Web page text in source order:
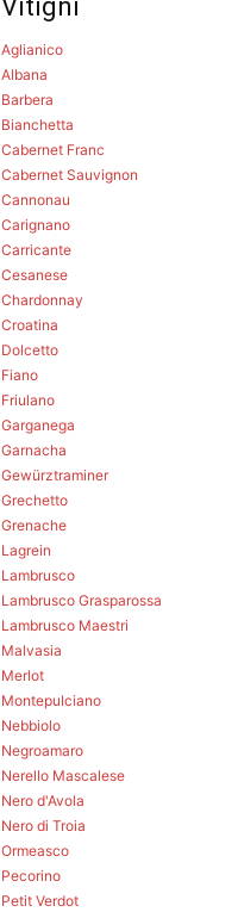
Vitigni
Aglianico
Albana
Barbera
Bianchetta
Cabernet Franc
Cabernet Sauvignon
Cannonau
Carignano
Carricante
Cesanese
Chardonnay
Croatina
Dolcetto
Fiano
Friulano
Garganega
Garnacha
Gewürztraminer
Grechetto
Grenache
Lagrein
Lambrusco
Lambrusco Grasparossa
Lambrusco Maestri
Malvasia
Merlot
Montepulciano
Nebbiolo
Negroamaro
Nerello Mascalese
Nero d'Avola
Nero di Troia
Ormeasco
Pecorino
Petit Verdot